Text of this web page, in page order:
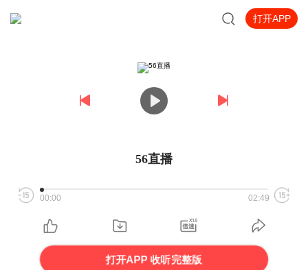
打开APP
56直播
00:00 02:49
打开APP 收听完整版